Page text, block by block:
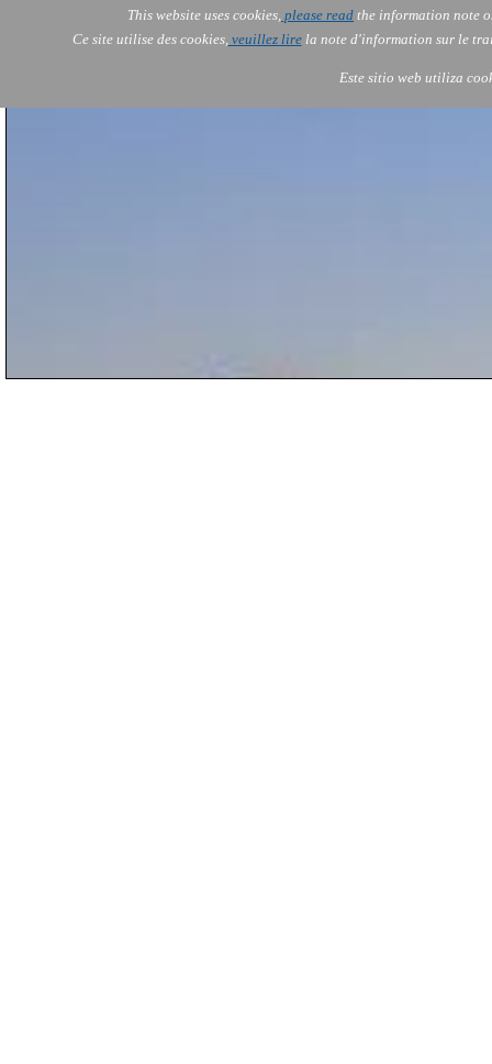
This website uses cookies, please read the information note
Ce site utilise des cookies,veuillez lirela note d'information sur le
Este sitio web utiliza
AOLONE Services